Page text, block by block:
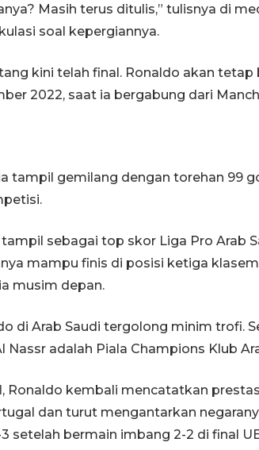
Masih terus ditulis,” tulisnya di
soal kepergiannya.
kini telah final. Ronaldo akan
2022, saat ia bergabung dari
tampil gemilang dengan torehan 99
sebagai top skor Liga Pro Arab
mampu finis di posisi ketiga
musim depan.
di Arab Saudi tergolong minim trofi.
Nassr adalah Piala Champions Klub
Ronaldo kembali mencatatkan
dan turut mengantarkan
setelah bermain imbang 2-2 di final
UPACARA
REPUBLIK